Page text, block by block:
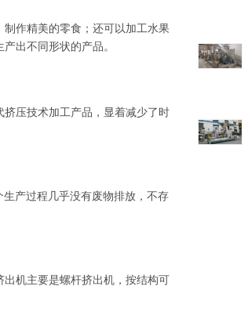
作精美的零食；还可以加工水果
出不同形状的产品。
压技术加工产品，显着减少了时
产过程几乎没有废物排放，不存
机主要是螺杆挤出机，按结构可